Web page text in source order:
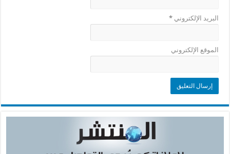
البريد الإلكتروني*
الموقع الإلكتروني